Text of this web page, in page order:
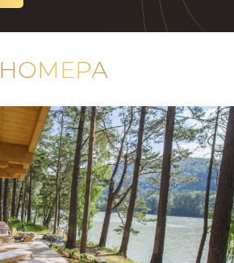
НОМЕРА